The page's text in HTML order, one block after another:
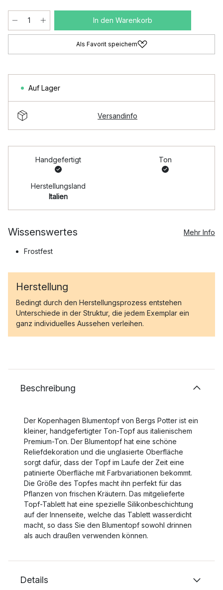
In den Warenkorb
Als Favorit speichern
Auf Lager
Versandinfo
Handgefertigt Ton
Herstellungsland
Italien
Wissenswertes Mehr Info
Frostfest
Herstellung
Bedingt durch den Herstellungsprozess entstehen
Unterschiede in der Struktur, die jedem Exemplar ein
ganz individuelles Aussehen verleihen.
Beschreibung
Der Kopenhagen Blumentopf von Bergs Potter ist ein
kleiner, handgefertigter Ton-Topf aus italienischem
Premium-Ton. Der Blumentopf hat eine schöne
Reliefdekoration und die unglasierte Oberfläche
sorgt dafür, dass der Topf im Laufe der Zeit eine
patinierte Oberfläche mit Farbvariationen bekommt.
Die Größe des Topfes macht ihn perfekt für das
Pflanzen von frischen Kräutern. Das mitgelieferte
Topf-Tablett hat eine spezielle Silikonbeschichtung
auf der Innenseite, welche das Tablett wasserdicht
macht, so dass Sie den Blumentopf sowohl drinnen
als auch draußen verwenden können.
Details